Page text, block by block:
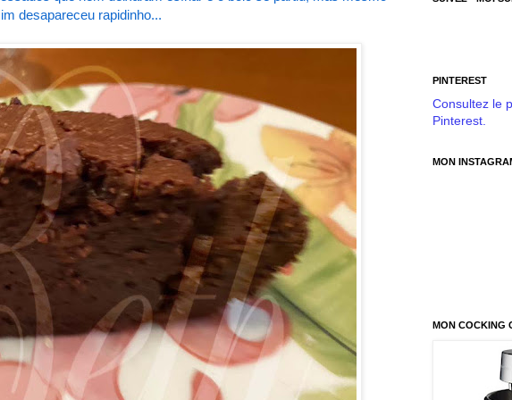
desapareceu rapidinho...
PINTEREST
Consultez le
Pinterest.
MON
MON COCKING